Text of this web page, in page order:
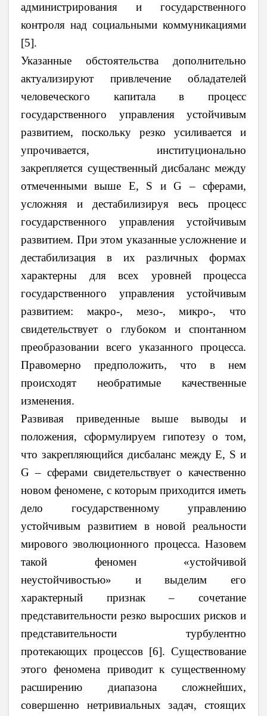
администрирования и государственного
контроля над социальными коммуникациями
[5].
Указанные обстоятельства дополнительно
актуализируют привлечение обладателей
человеческого капитала в процесс
государственного управления устойчивым
развитием, поскольку резко усиливается и
упрочивается, институционально
закрепляется существенный дисбаланс между
отмеченными выше E, S и G – сферами,
усложняя и дестабилизируя весь процесс
государственного управления устойчивым
развитием. При этом указанные усложнение и
дестабилизация в их различных формах
характерны для всех уровней процесса
государственного управления устойчивым
развитием: макро-, мезо-, микро-, что
свидетельствует о глубоком и спонтанном
преобразовании всего указанного процесса.
Правомерно предположить, что в нем
происходят необратимые качественные
изменения.
Развивая приведенные выше выводы и
положения, сформулируем гипотезу о том,
что закрепляющийся дисбаланс между E, S и
G – сферами свидетельствует о качественно
новом феномене, с которым приходится иметь
дело государственному управлению
устойчивым развитием в новой реальности
мирового эволюционного процесса. Назовем
такой феномен «устойчивой
неустойчивостью» и выделим его
характерный признак – сочетание
представительности резко выросших рисков и
представительности турбулентно
протекающих процессов [6]. Существование
этого феномена приводит к существенному
расширению диапазона сложнейших,
совершенно нетривиальных задач, стоящих